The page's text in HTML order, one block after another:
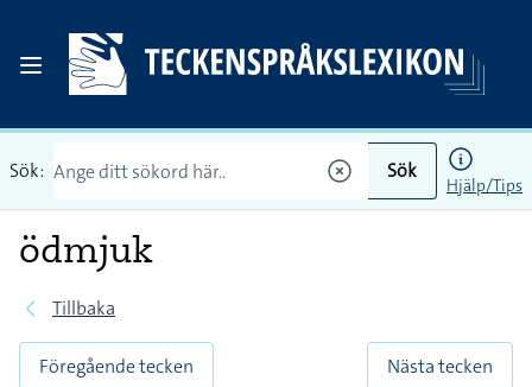
Sök: Sök
Hjälp/Tips
ödmjuk
Tillbaka
Föregående tecken
Nästa tecken